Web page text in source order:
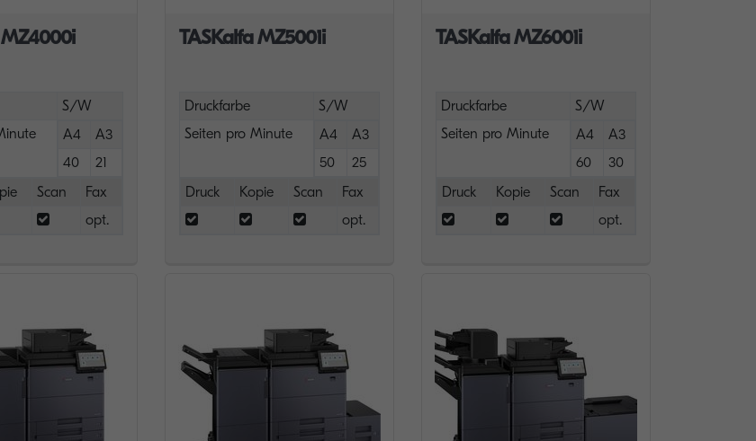
S/W
A4
A3
40
21
Scan
Fax
opt.
TASKalfa MZ5001i
Druckfarbe
S/W
Seiten pro Minute
A4
A3
50
25
Druck
Kopie Scan
Fax
opt.
TASKalfa MZ6001i
Druckfarbe
S/W
Seiten pro Minute
A4
A3
60
30
Druck
Kopie Scan
Fax
opt.